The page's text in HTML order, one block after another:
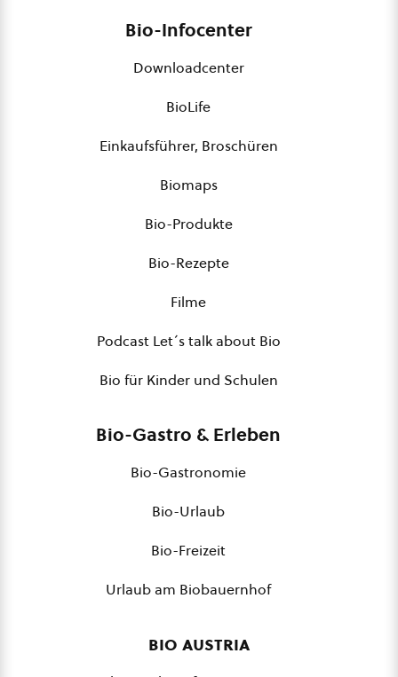
Bio-Infocenter
Downloadcenter
BioLife
Einkaufsführer, Broschüren
Biomaps
Bio-Produkte
Bio-Rezepte
Filme
Podcast Let´s talk about Bio
Bio für Kinder und Schulen
Bio-Gastro & Erleben
Bio-Gastronomie
Bio-Urlaub
Bio-Freizeit
Urlaub am Biobauernhof
bio austria